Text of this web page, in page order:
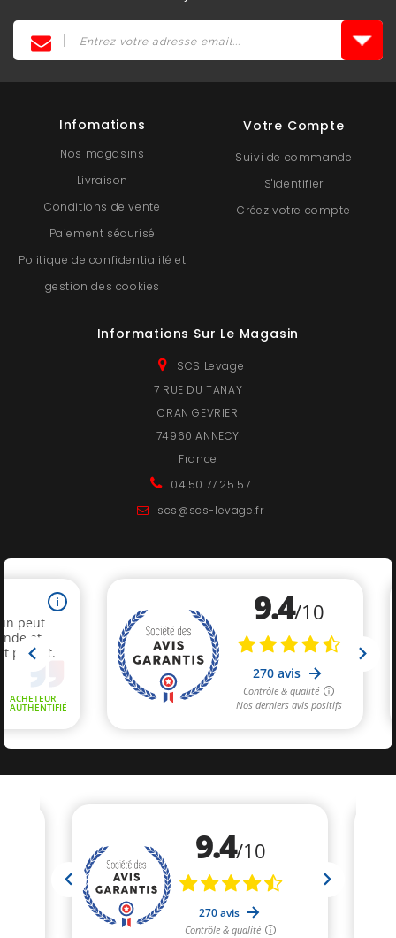
Infomations
Nos magasins
Livraison
Conditions de vente
Paiement sécurisé
Politique de confidentialité et
gestion des cookies
Votre Compte
Suivi de commande
S'identifier
Créez votre compte
Informations Sur Le Magasin
SCS Levage
7 RUE DU TANAY
CRAN GEVRIER
74960 ANNECY
France
04.50.77.25.57
scs@scs-levage.fr